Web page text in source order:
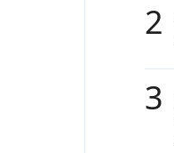
2
3